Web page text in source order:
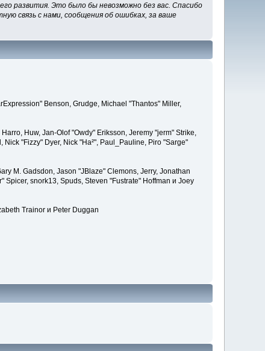
развития. Это было бы невозможно без вас. Спасибо
связь с нами, сообщения об ошибках, за ваше
Benson, Grudge, Michael "Thantos" Miller,
Huw, Jan-Olof "Owdy" Eriksson, Jeremy "jerm" Strike,
"Fizzy" Dyer, Nick "Ha²", Paul_Pauline, Piro "Sarge"
M. Gadsdon, Jason "JBlaze" Clemons, Jerry, Jonathan
snork13, Spuds, Steven "Fustrate" Hoffman и Joey
Trainor и Peter Duggan